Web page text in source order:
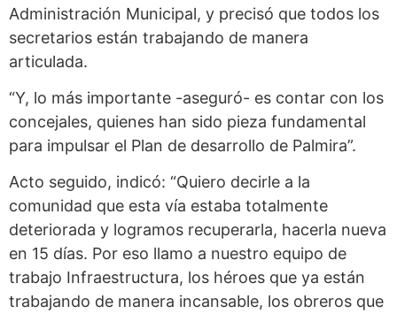
Administración Municipal, y precisó que todos los
secretarios están trabajando de manera
articulada.
“Y, lo más importante -aseguró- es contar con los
concejales, quienes han sido pieza fundamental
para impulsar el Plan de desarrollo de Palmira”.
Acto seguido, indicó: “Quiero decirle a la
comunidad que esta vía estaba totalmente
deteriorada y logramos recuperarla, hacerla nueva
en 15 días. Por eso llamo a nuestro equipo de
trabajo Infraestructura, los héroes que ya están
trabajando de manera incansable, los obreros que